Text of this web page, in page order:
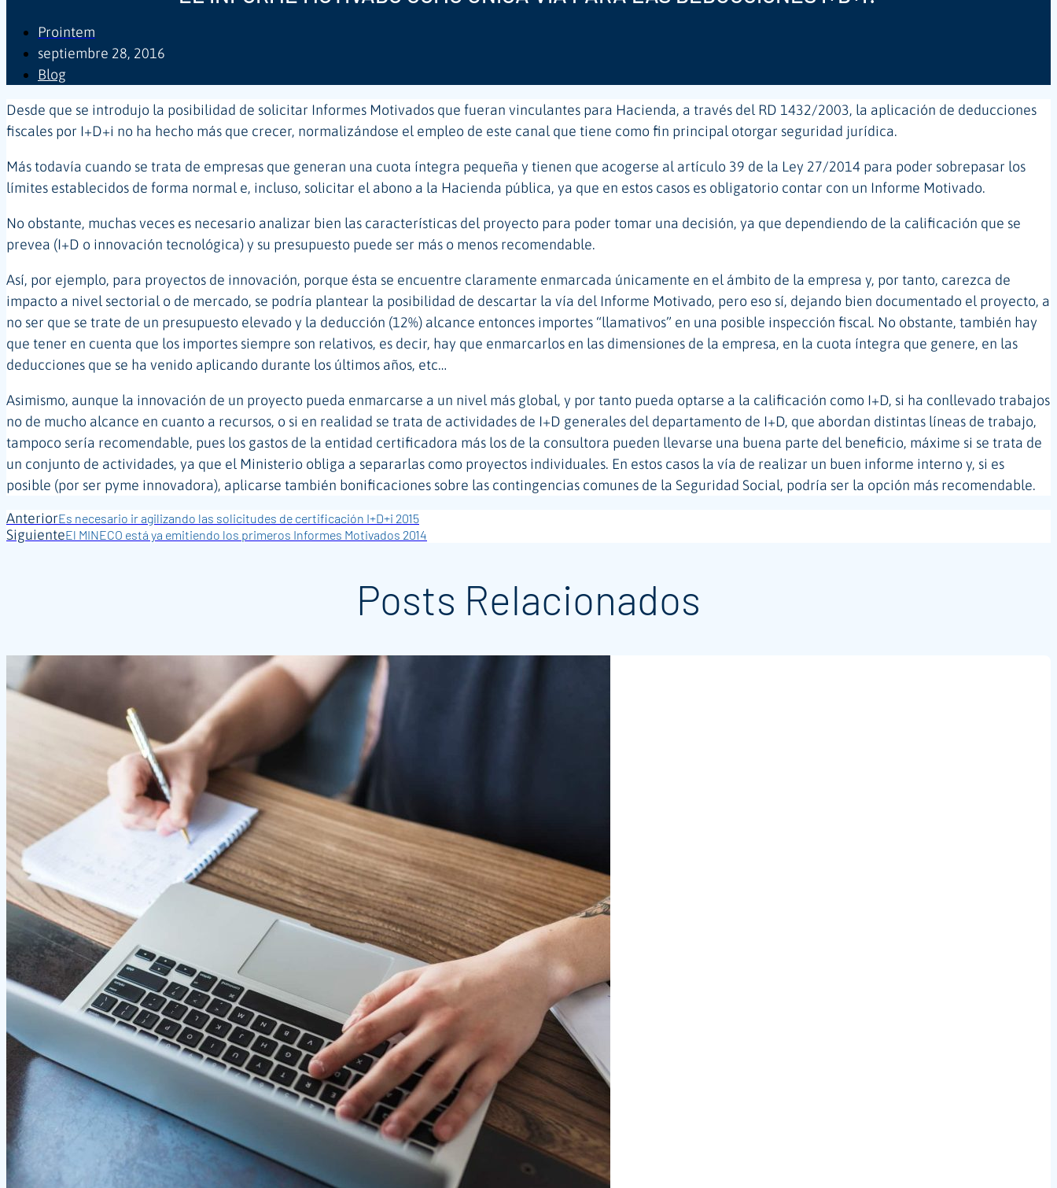
Prointem
septiembre 28, 2016
Blog
Desde que se introdujo la posibilidad de solicitar Informes Motivados que fueran vinculantes para Hacienda, a través del RD 1432/2003, la aplicación de deducciones
fiscales por I+D+i no ha hecho más que crecer, normalizándose el empleo de este canal que tiene como fin principal otorgar seguridad jurídica.
Más todavía cuando se trata de empresas que generan una cuota íntegra pequeña y tienen que acogerse al artículo 39 de la Ley 27/2014 para poder sobrepasar los
límites establecidos de forma normal e, incluso, solicitar el abono a la Hacienda pública, ya que en estos casos es obligatorio contar con un Informe Motivado.
No obstante, muchas veces es necesario analizar bien las características del proyecto para poder tomar una decisión, ya que dependiendo de la calificación que se
prevea (I+D o innovación tecnológica) y su presupuesto puede ser más o menos recomendable.
Así, por ejemplo, para proyectos de innovación, porque ésta se encuentre claramente enmarcada únicamente en el ámbito de la empresa y, por tanto, carezca de
impacto a nivel sectorial o de mercado, se podría plantear la posibilidad de descartar la vía del Informe Motivado, pero eso sí, dejando bien documentado el proyecto, a
no ser que se trate de un presupuesto elevado y la deducción (12%) alcance entonces importes “llamativos” en una posible inspección fiscal. No obstante, también hay
que tener en cuenta que los importes siempre son relativos, es decir, hay que enmarcarlos en las dimensiones de la empresa, en la cuota íntegra que genere, en las
deducciones que se ha venido aplicando durante los últimos años, etc…
Asimismo, aunque la innovación de un proyecto pueda enmarcarse a un nivel más global, y por tanto pueda optarse a la calificación como I+D, si ha conllevado trabajos
no de mucho alcance en cuanto a recursos, o si en realidad se trata de actividades de I+D generales del departamento de I+D, que abordan distintas líneas de trabajo,
tampoco sería recomendable, pues los gastos de la entidad certificadora más los de la consultora pueden llevarse una buena parte del beneficio, máxime si se trata de
un conjunto de actividades, ya que el Ministerio obliga a separarlas como proyectos individuales. En estos casos la vía de realizar un buen informe interno y, si es
posible (por ser pyme innovadora), aplicarse también bonificaciones sobre las contingencias comunes de la Seguridad Social, podría ser la opción más recomendable.
AnteriorEs necesario ir agilizando las solicitudes de certificación I+D+i 2015
SiguienteEl MINECO está ya emitiendo los primeros Informes Motivados 2014
Posts Relacionados